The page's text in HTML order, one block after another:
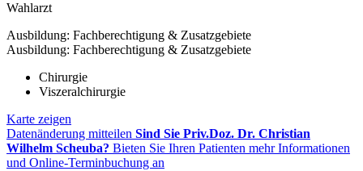
Wahlarzt
Ausbildung: Fachberechtigung & Zusatzgebiete
Ausbildung: Fachberechtigung & Zusatzgebiete
Chirurgie
Viszeralchirurgie
Karte zeigen
Datenänderung mitteilen Sind Sie Priv.Doz. Dr. Christian
Wilhelm Scheuba? Bieten Sie Ihren Patienten mehr Informationen
und Online-Terminbuchung an